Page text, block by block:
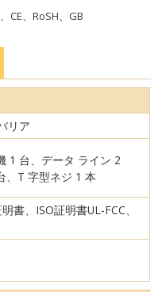
CE、RoSH、GB
リア
1 台、データ ライン 2
、T 字型ネジ 1 本
書、ISO証明書UL-FCC、